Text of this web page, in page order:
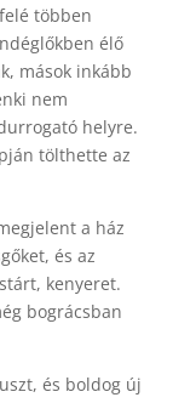
többen
élő
mások inkább
nem
helyre.
tölthette az
a ház
és az
kenyeret.
bográcsban
és boldog új